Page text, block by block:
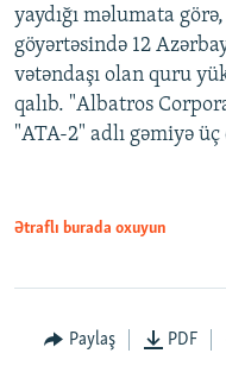
yaydığı məlumata
göyərtəsində 12
vətəndaşı olan quru
qalıb. "Albatros
"ATA-2" adlı gəmiyə
Ətraflı burada oxuyun
Paylaş PDF